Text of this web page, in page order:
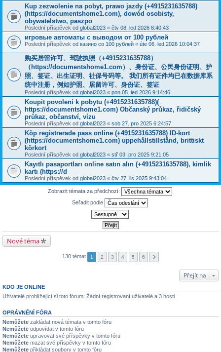
Kup zezwolenie na pobyt, prawo jazdy (+4915231635788)
(https://documentshome1.com), dowód osobisty,
obywatelstwo, paszpo
Poslední příspěvek od global2023 « čtv 08. led 2026 8:40:43
игровые автоматы с выводом от 100 рублей
Poslední příspěvek od казино со 100 рублей « úte 06. led 2026 10:04:37
购买居留许可、驾驶执照（+4915231635788）
（https://documentshome1.com）、身份证、公民身份证明、护
照、签证、出生证明、社保号码等。 我们所有证件均已在数据库系
统中注册，例如护照、居留许可、身份证、签证
Poslední příspěvek od global2023 « pon 05. led 2026 9:14:46
Koupit povolení k pobytu (+4915231635788)(
https://documentshome1.com) Občanský průkaz, řidičský
průkaz, občanství, vízu
Poslední příspěvek od global2023 « sob 27. pro 2025 6:24:57
Köp registrerade pass online (+4915231635788) ID-kort
(https://documentshome1.com) uppehållstillstånd, brittiskt
körkort
Poslední příspěvek od global2023 « stř 03. pro 2025 9:21:05
Kayıtlı pasaportları online satın alın (+4915231635788), kimlik
kartı (https://d
Poslední příspěvek od global2023 « čtv 27. lis 2025 9:43:04
Zobrazit témata za předchozí:
Seřadit podle
Nové téma
130 témat 1 2 3 4 5 6
Přejít na
KDO JE ONLINE
Uživatelé prohlížející si toto fórum: Žádní registrovaní uživatelé a 3 hosti
OPRÁVNĚNÍ FÓRA
Nemůžete zakládat nová témata v tomto fóru
Nemůžete odpovídat v tomto fóru
Nemůžete upravovat své příspěvky v tomto fóru
Nemůžete mazat své příspěvky v tomto fóru
Nemůžete přikládat soubory v tomto fóru